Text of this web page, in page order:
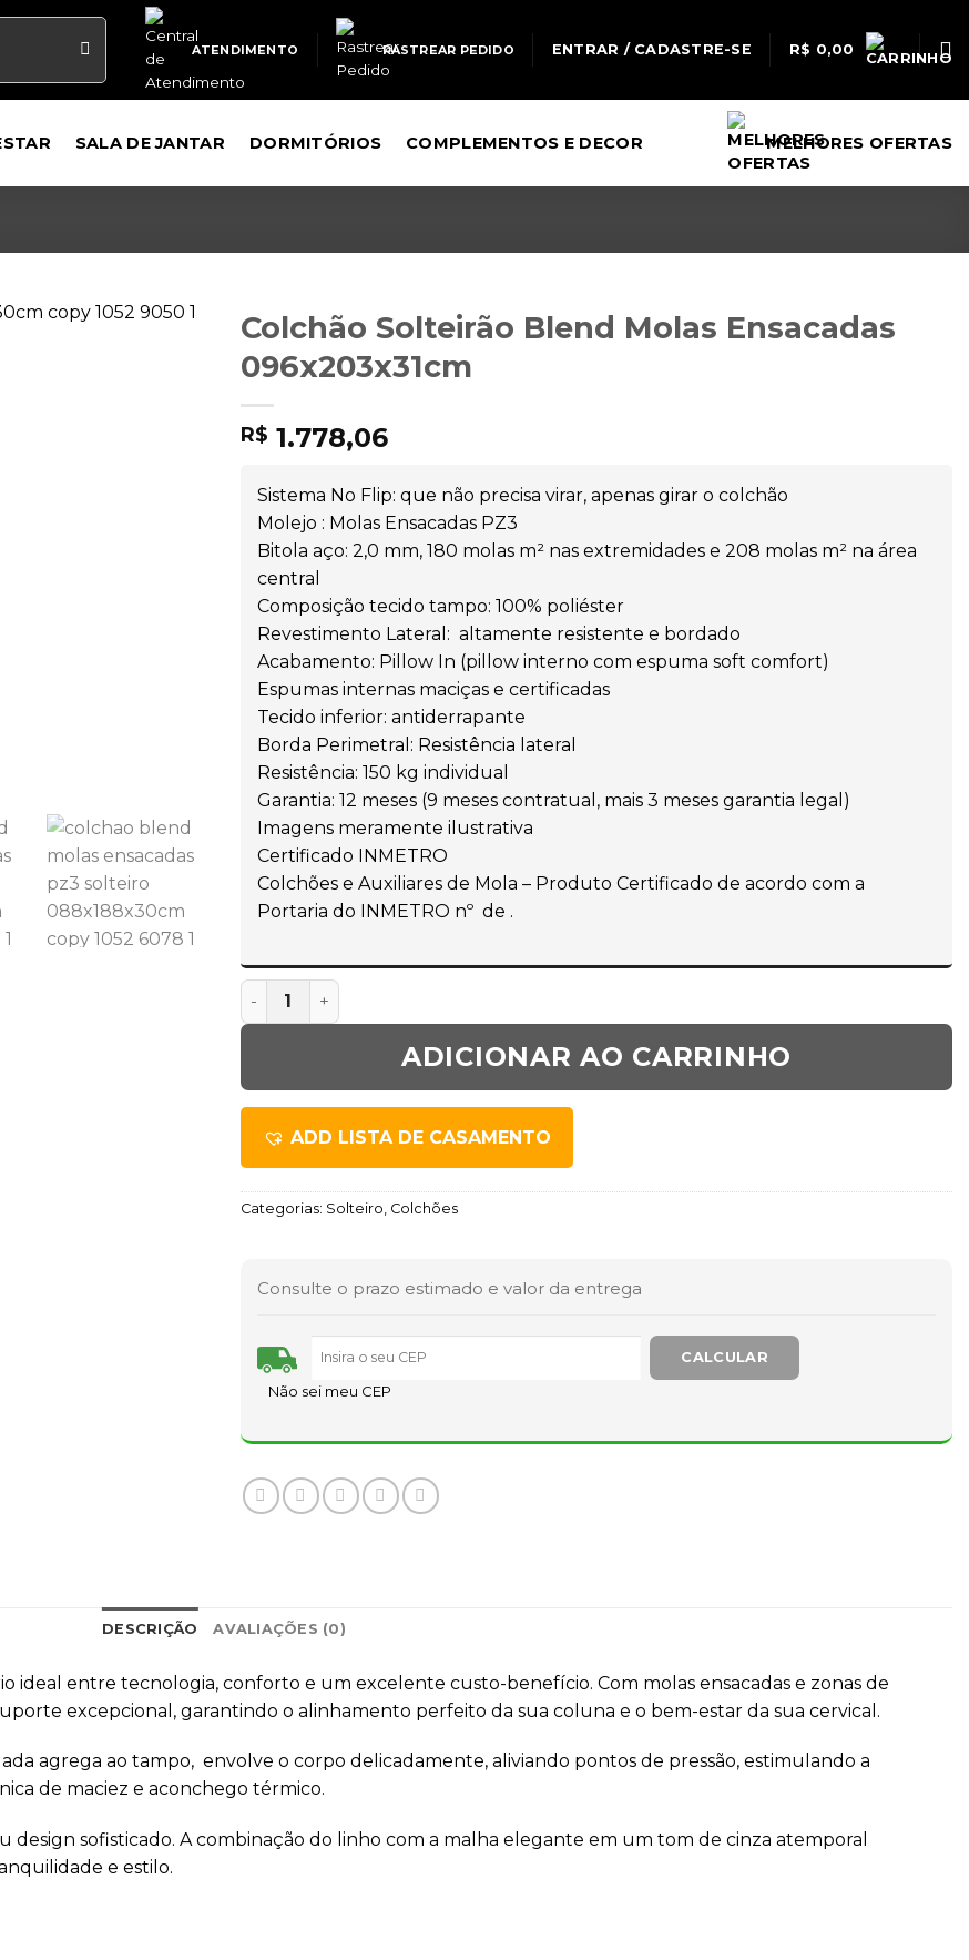
ATENDIMENTO RASTREAR PEDIDO ENTRAR / CADASTRE-SE R$ 0,00
SALA DE JANTAR DORMITÓRIOS COMPLEMENTOS E DECOR MELHORES OFERTAS
Colchão Solteirão Blend Molas Ensacadas
096x203x31cm
R$ 1.778,06
Sistema No Flip: que não precisa virar, apenas girar o colchão
Molejo : Molas Ensacadas PZ3
Bitola aço: 2,0 mm, 180 molas m² nas extremidades e 208 molas m² na área
central
Composição tecido tampo: 100% poliéster
Revestimento Lateral: altamente resistente e bordado
Acabamento: Pillow In (pillow interno com espuma soft comfort)
Espumas internas maciças e certificadas
Tecido inferior: antiderrapante
Borda Perimetral: Resistência lateral
Resistência: 150 kg individual
Garantia: 12 meses (9 meses contratual, mais 3 meses garantia legal)
Imagens meramente ilustrativa
Certificado INMETRO
Colchões e Auxiliares de Mola – Produto Certificado de acordo com a
Portaria do INMETRO nº de .
ADICIONAR AO CARRINHO
ADD LISTA DE CASAMENTO
Categorias: Solteiro Colchões
Consulte o prazo estimado e valor da entrega
Não sei meu CEP
DESCRIÇÃO AVALIAÇÕES (0)
entre tecnologia, conforto e um excelente custo-benefício. Com molas ensacadas e zonas de
excepcional, garantindo o alinhamento perfeito da sua coluna e o bem-estar da sua cervical.
agrega ao tampo, envolve o corpo delicadamente, aliviando pontos de pressão, estimulando a
de maciez e aconchego térmico.
sofisticado. A combinação do linho com a malha elegante em um tom de cinza atemporal
e estilo.